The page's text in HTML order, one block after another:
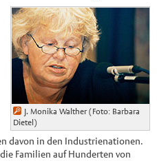
J. Monika Walther (Foto: Barbara
Dietel)
davon in den Industrienationen.
Familien auf Hunderten von